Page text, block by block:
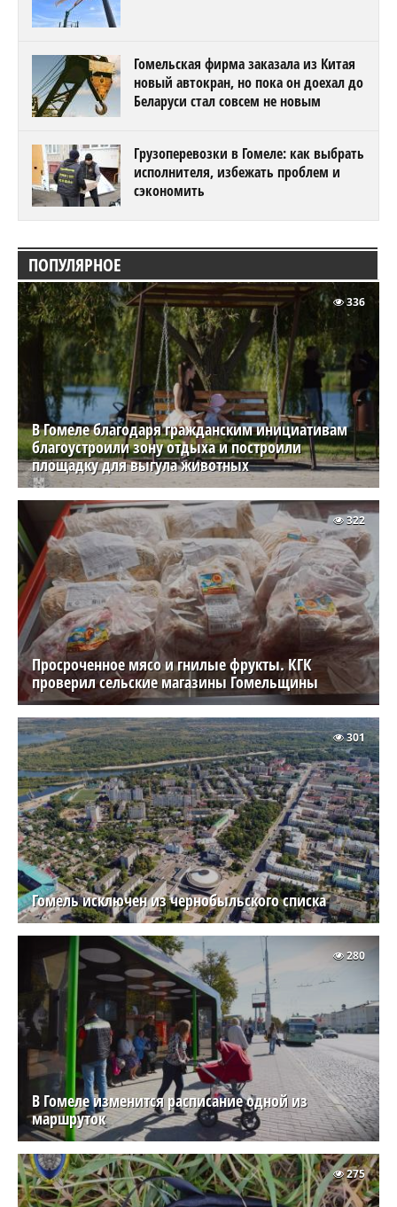
Гомельская фирма заказала из Китая
новый автокран, но пока он доехал до
Беларуси стал совсем не новым
Грузоперевозки в Гомеле: как выбрать
исполнителя, избежать проблем и
сэкономить
ПОПУЛЯРНОЕ
В Гомеле благодаря гражданским инициативам
благоустроили зону отдыха и построили
площадку для выгула животных
336
Просроченное мясо и гнилые фрукты. КГК
проверил сельские магазины Гомельщины
322
Гомель исключен из чернобыльского списка
301
В Гомеле изменится расписание одной из
маршруток
280
275